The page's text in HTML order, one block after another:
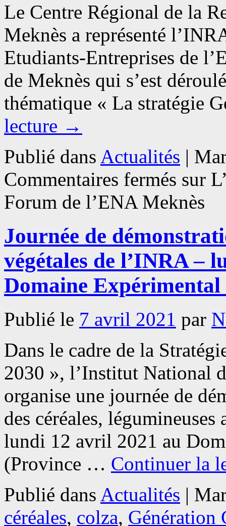
Le Centre Régional de la
Meknès a représenté
Etudiants-Entreprises de
de Meknès qui s’est
thématique « La stratégie
lecture →
Publié dans Actualités |
Commentaires fermés sur
Forum de l’ENA Meknès
Journée de
végétales de l’INRA –
Domaine Expérimental
Publié le 7 avril 2021 par
Dans le cadre de la
2030 », l’Institut National
organise une journée de
des céréales,
lundi 12 avril 2021 au
(Province … Continuer la
Publié dans Actualités |
céréales, colza, Génération